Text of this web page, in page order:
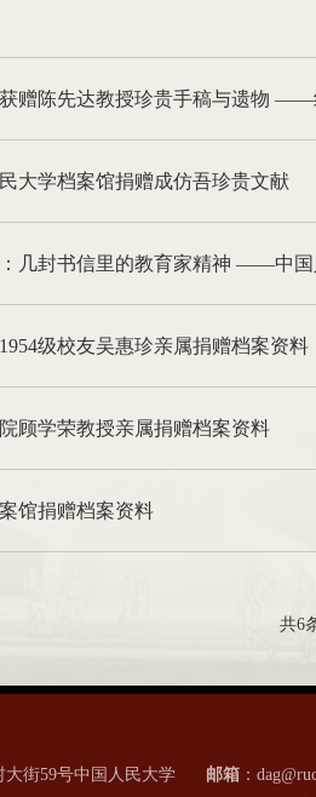
赠陈先达教授珍贵手稿与遗物 ——
大学档案馆捐赠成仿吾珍贵文献
几封书信里的教育家精神 ——中
级校友吴惠珍亲属捐赠档案资料
顾学荣教授亲属捐赠档案资料
馆捐赠档案资料
共6
大街59号中国人民大学 邮箱 ：